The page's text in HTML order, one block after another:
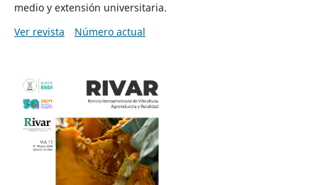
medio y extensión universitaria.
Ver revista
Número actual